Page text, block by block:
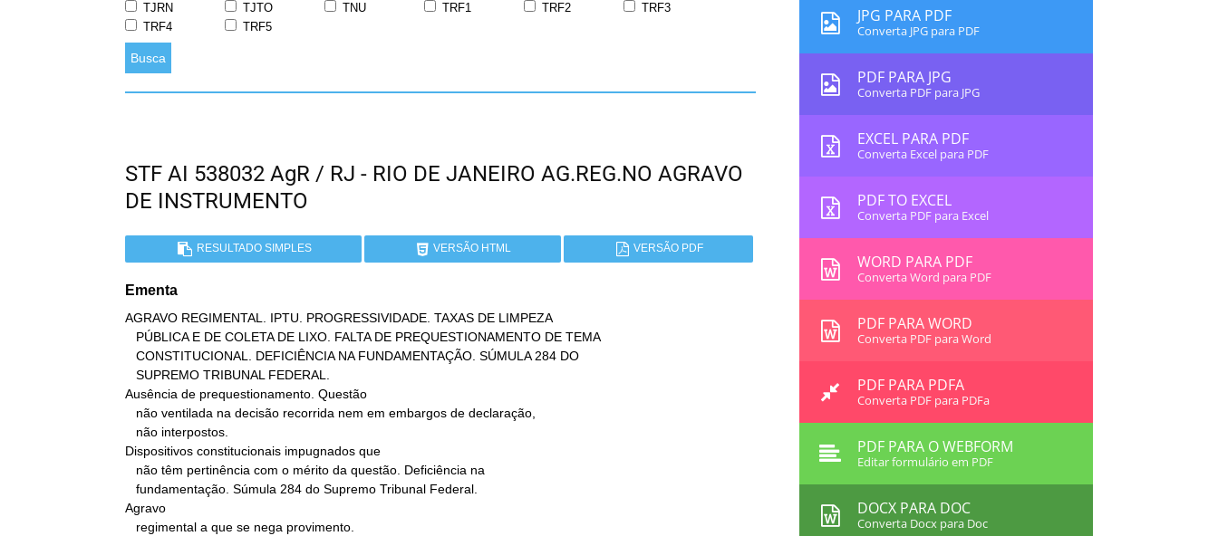
TJRN
TJTO TNU TRF1 TRF2
TRF3
TRF4
TRF5
Busca
STF AI 538032 AgR / RJ - RIO DE JANEIRO AG.REG.NO AGRAVO
DE INSTRUMENTO
RESULTADO SIMPLES VERSÃO HTML VERSÃO PDF
Ementa
AGRAVO REGIMENTAL. IPTU. PROGRESSIVIDADE. TAXAS DE LIMPEZA
Ausência de prequestionamento. Questão
Dispositivos constitucionais impugnados que
Agravo
   regimental a que se nega provimento.
JPG PARA PDF
Converta JPG para PDF
PDF PARA JPG
Converta PDF para JPG
EXCEL PARA PDF
Converta Excel para PDF
PDF TO EXCEL
Converta PDF para Excel
WORD PARA PDF
Converta Word para PDF
PDF PARA WORD
Converta PDF para Word
PDF PARA PDFA
Converta PDF para PDFa
PDF PARA O WEBFORM
Editar formulário em PDF
DOCX PARA DOC
Converta Docx para Doc